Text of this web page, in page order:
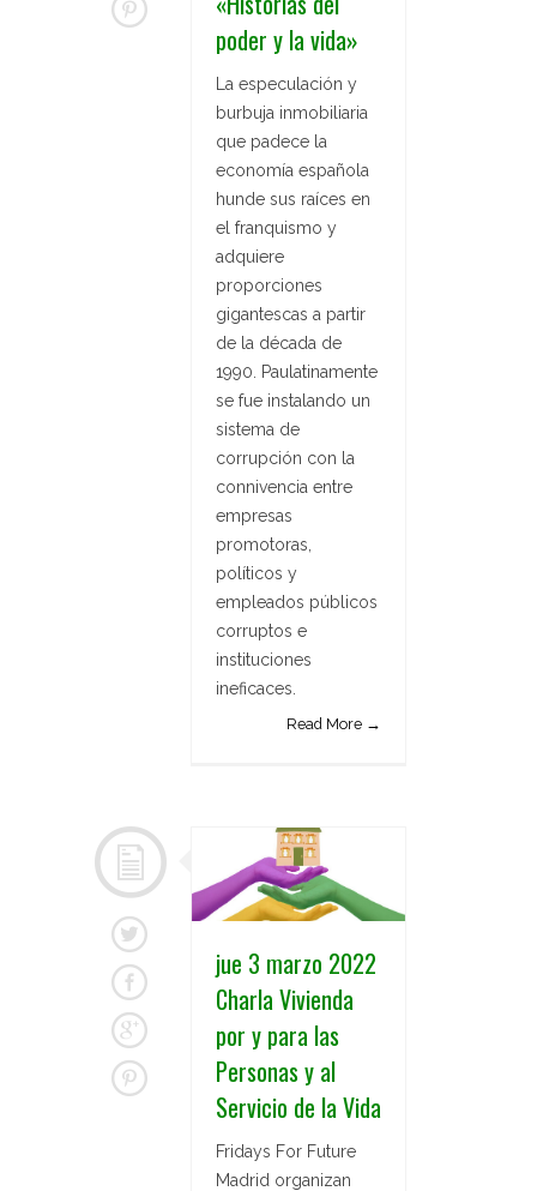
poder y la vida»
La especulación y
burbuja inmobiliaria
que padece la
economía española
hunde sus raíces en
el franquismo y
adquiere
proporciones
gigantescas a partir
de la década de
1990. Paulatinamente
se fue instalando un
sistema de
corrupción con la
connivencia entre
empresas
promotoras,
políticos y
empleados públicos
corruptos e
instituciones
ineficaces.
Read More →
jue 3 marzo 2022
Charla Vivienda
por y para las
Personas y al
Servicio de la Vida
Fridays For Future
Madrid organizan